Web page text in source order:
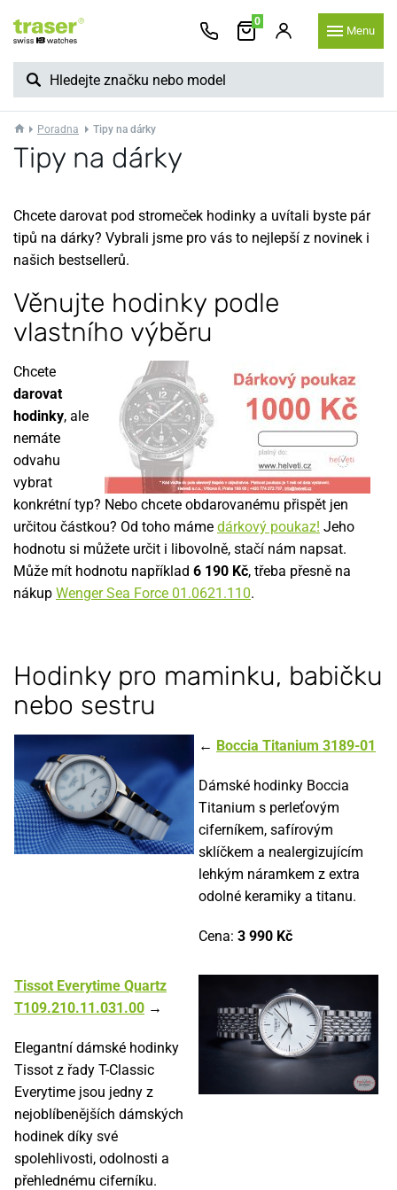
0
Menu
Poradna Tipy na dárky
Tipy na dárky
Chcete darovat pod stromeček hodinky a uvítali byste pár
tipů na dárky? Vybrali jsme pro vás to nejlepší z novinek i
našich bestsellerů.
Věnujte hodinky podle
vlastního výběru
Chcete
darovat
hodinky, ale
nemáte
odvahu
vybrat
konkrétní typ? Nebo chcete obdarovanému přispět jen
určitou částkou? Od toho máme dárkový poukaz! Jeho
hodnotu si můžete určit i libovolně, stačí nám napsat.
Může mít hodnotu například 6 190 Kč, třeba přesně na
nákup Wenger Sea Force 01.0621.110.
Hodinky pro maminku, babičku
nebo sestru
← Boccia Titanium 3189-01
Dámské hodinky Boccia
Titanium s perleťovým
ciferníkem, safírovým
sklíčkem a nealergizujícím
lehkým náramkem z extra
odolné keramiky a titanu.
Cena: 3 990 Kč
Tissot Everytime Quartz
T109.210.11.031.00 →
Elegantní dámské hodinky
Tissot z řady T-Classic
Everytime jsou jedny z
nejoblíbenějších dámských
hodinek díky své
spolehlivosti, odolnosti a
přehlednému ciferníku.